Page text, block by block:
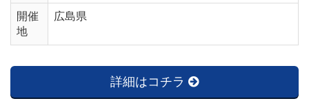
開催
地
広島県
詳細はコチラ